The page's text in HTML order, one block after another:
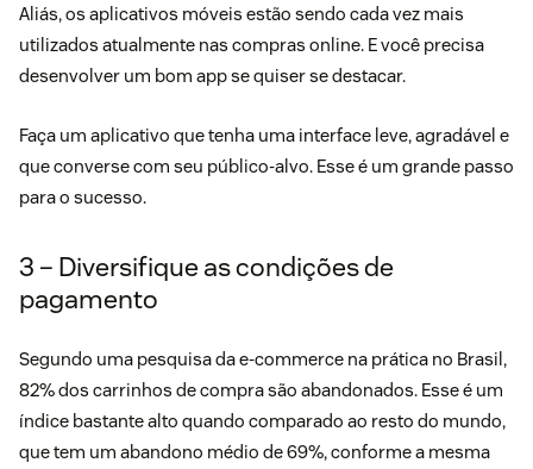
Aliás, os aplicativos móveis estão sendo cada vez mais
utilizados atualmente nas compras online. E você precisa
desenvolver um bom app se quiser se destacar.
Faça um aplicativo que tenha uma interface leve, agradável e
que converse com seu público-alvo. Esse é um grande passo
para o sucesso.
3 – Diversifique as condições de
pagamento
Segundo uma pesquisa da e-commerce na prática no Brasil,
82% dos carrinhos de compra são abandonados. Esse é um
índice bastante alto quando comparado ao resto do mundo,
que tem um abandono médio de 69%, conforme a mesma